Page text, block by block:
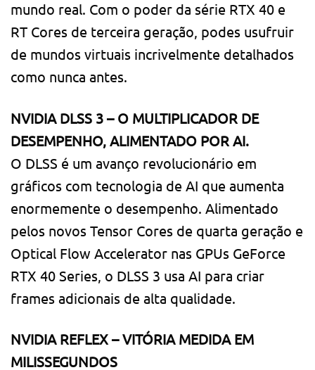
mundo real. Com o poder da série RTX 40 e
RT Cores de terceira geração, podes usufruir
de mundos virtuais incrivelmente detalhados
como nunca antes.
NVIDIA DLSS 3 – O MULTIPLICADOR DE
DESEMPENHO, ALIMENTADO POR AI.
O DLSS é um avanço revolucionário em
gráficos com tecnologia de AI que aumenta
enormemente o desempenho. Alimentado
pelos novos Tensor Cores de quarta geração e
Optical Flow Accelerator nas GPUs GeForce
RTX 40 Series, o DLSS 3 usa AI para criar
frames adicionais de alta qualidade.
NVIDIA REFLEX – VITÓRIA MEDIDA EM
MILISSEGUNDOS